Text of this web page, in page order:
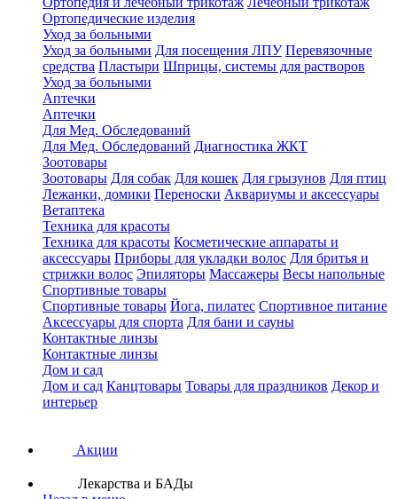
Ортопедические изделия
Уход за больными
Уход за больными Для посещения ЛПУ Перевязочные
средства Пластыри Шприцы, системы для растворов
Уход за больными
Аптечки
Аптечки
Для Мед. Обследований
Для Мед. Обследований Диагностика ЖКТ
Зоотовары
Зоотовары Для собак Для кошек Для грызунов Для птиц
Лежанки, домики Переноски Аквариумы и аксессуары
Ветаптека
Техника для красоты
Техника для красоты Косметические аппараты и
аксессуары Приборы для укладки волос Для бритья и
стрижки волос Эпиляторы Массажеры Весы напольные
Спортивные товары
Спортивные товары Йога, пилатес Спортивное питание
Аксессуары для спорта Для бани и сауны
Контактные линзы
Контактные линзы
Дом и сад
Дом и сад Канцтовары Товары для праздников Декор и
интерьер
Акции
Лекарства и БАДы